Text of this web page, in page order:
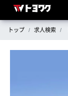
トップ 求人検索